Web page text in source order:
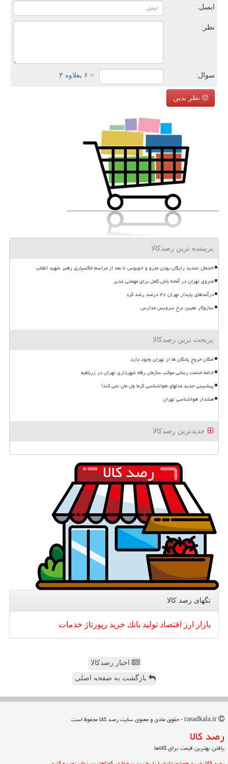
ایمیل:
نظر:
سوال: = ۶ بعلاوه ۳
نظر بدین
پربیننده ترین رصدکالا
احتمال تمدید رایگان بودن مترو و اتوبوس تا بعد از مراسم خاکسپاری رهبر شهید انقلاب
متروی تهران در آماده باش کامل برای مهمانی غدیر
درآمدهای پایدار تهران ۴۷ درصد رشد کرد
سازوکار تعیین نرخ سرویس مدارس
پربحث ترین رصدکالا
امکان خروج پادگان ها از تهران وجود دارد
ادامه خدمت رسانی موکب سازمان رفاه شهرداری تهران در زرباطیه
پیشبینی جدید مدلهای هواشناسی گرما ول مان نمی کند!
هشدار هواشناسی تهران
جدیدترین رصدکالا
تگهای رصد كالا
بازار ارز اقتصاد تولید بانك خرید رپورتاژ خدمات
اخبار رصدکالا
بازگشت به صفحه اصلی
رصد كالا
یافتن بهترین قیمت برای کالاها